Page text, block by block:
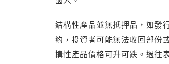
結構性產品並無抵押品，如發
約，投資者可能無法收回部份
構性產品價格可升可跌。過往